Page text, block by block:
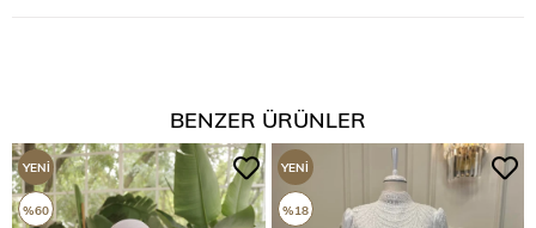
BENZER ÜRÜNLER
YENI
ÜRÜN
%60
YENI
ÜRÜN
%18